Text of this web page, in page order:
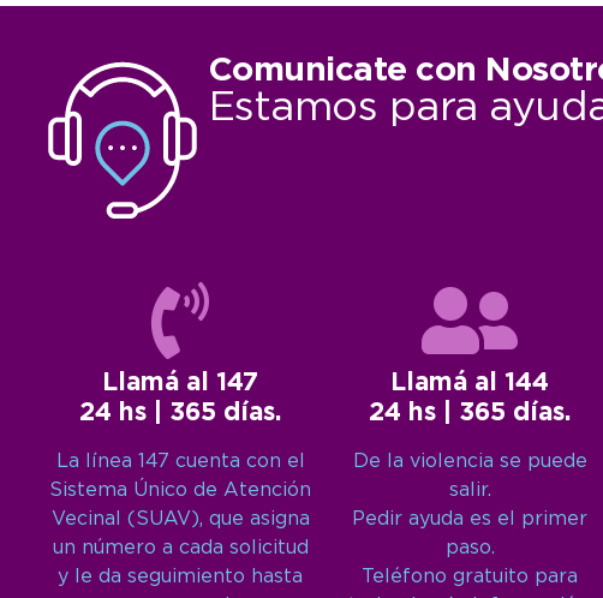
Comunicate con
Estamos para
Llamá al 147
24 hs | 365 días.
La línea 147 cuenta con el
Sistema Único de Atención
Vecinal (SUAV), que asigna
un número a cada solicitud
y le da seguimiento hasta
Llamá al 144
24 hs | 365 días.
De la violencia se puede
salir.
Pedir ayuda es el primer
paso.
Teléfono gratuito para